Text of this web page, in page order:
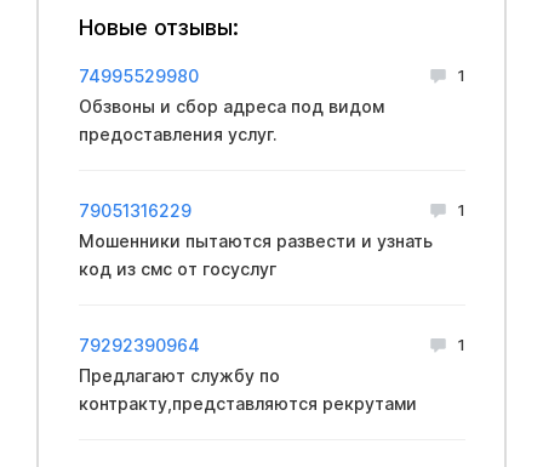
Новые отзывы:
74995529980 1
Обзвоны и сбор адреса под видом
предоставления услуг.
79051316229 1
Мошенники пытаются развести и узнать
код из смс от госуслуг
79292390964 1
Предлагают службу по
контракту,представляются рекрутами